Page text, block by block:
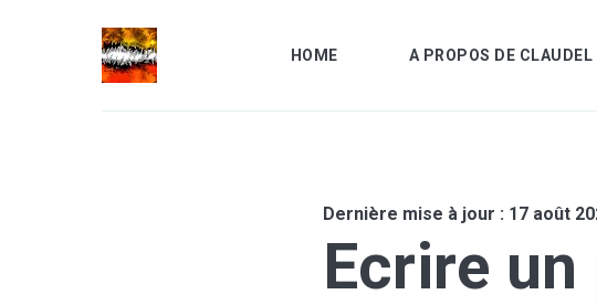
HOME A PROPOS DE CLAUDEL
Dernière mise à jour : 17 août
Ecrire
Rechercher